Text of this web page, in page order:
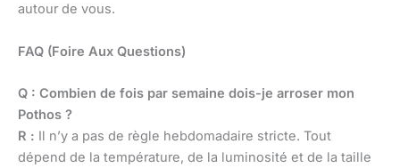
autour de vous.
FAQ (Foire Aux Questions)
Q : Combien de fois par semaine dois-je arroser mon
Pothos ?
R : Il n’y a pas de règle hebdomadaire stricte. Tout
dépend de la température, de la luminosité et de la taille